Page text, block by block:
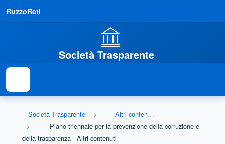
RuzzoReti
Società Trasparente
Società Trasparente
Altri contenuti - Prevenzione della Corruzione
Piano triennale per la prevenzione della corruzione e
della trasparenza - Altri contenuti